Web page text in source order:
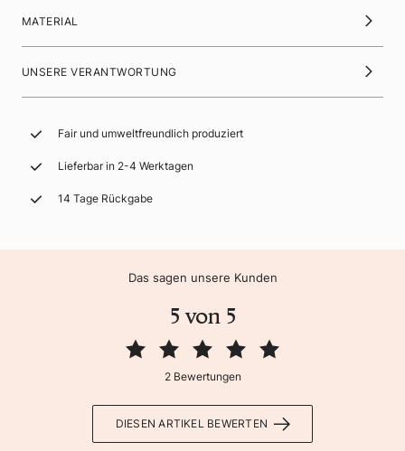
MATERIAL
UNSERE VERANTWORTUNG
Fair und umweltfreundlich produziert
Lieferbar in 2-4 Werktagen
14 Tage Rückgabe
Das sagen unsere Kunden
5 von 5
2 Bewertungen
DIESEN ARTIKEL BEWERTEN